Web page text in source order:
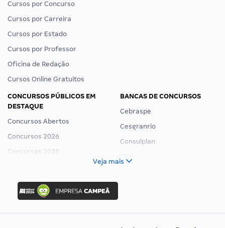
Cursos por Concurso
Cursos por Carreira
Cursos por Estado
Cursos por Professor
Oficina de Redação
Cursos Online Gratuitos
CONCURSOS PÚBLICOS EM
DESTAQUE
Concursos Abertos
Concursos 2026
Concursos 2025
Concurso Nacional Unificado
Concurso Ibama
Concurso MPU
Editais publicados
BANCAS DE CONCURSOS
Cebraspe
Cesgranrio
Consulplan
Veja mais